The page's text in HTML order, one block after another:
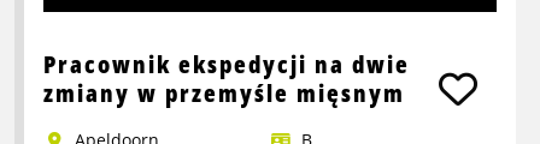
info
about
Kierowca
Pracownik ekspedycji na dwie
zmiany w przemyśle mięsnym